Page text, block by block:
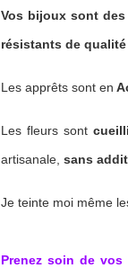
Vos bijoux sont
résistants de qualité
Les apprêts sont en
Les fleurs sont
artisanale, sans
Je teinte moi même
Prenez soin de